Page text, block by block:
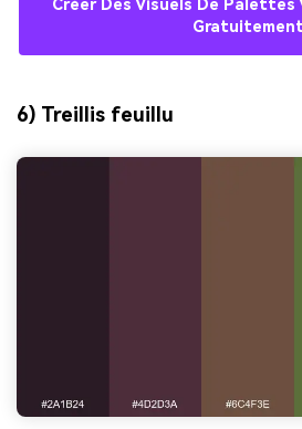
Créer Des Visuels De Palettes
6) Treillis feuillu